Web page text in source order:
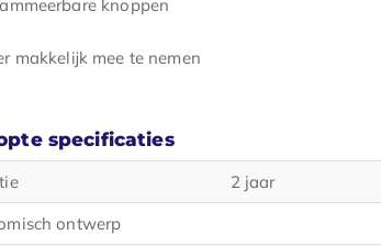
makkelijk mee te nemen
specificaties
2 jaar
ontwerp